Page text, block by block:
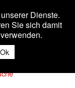
MENU
Dienste.
Sie sich damit
Ok